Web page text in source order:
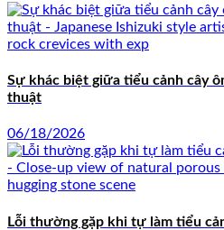
Sự khác biệt giữa tiểu cảnh cây
thuật
06/18/2026
Lỗi thường gặp khi tự làm tiểu